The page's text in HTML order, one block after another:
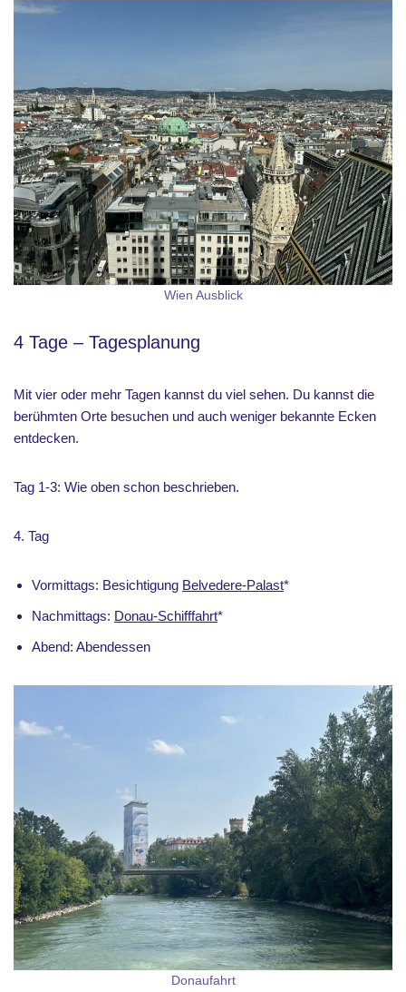
Wien Ausblick
4 Tage – Tagesplanung
Mit vier oder mehr Tagen kannst du viel sehen. Du kannst die
berühmten Orte besuchen und auch weniger bekannte Ecken
entdecken.
Tag 1-3: Wie oben schon beschrieben.
4. Tag
Vormittags: Besichtigung Belvedere-Palast*
Nachmittags: Donau-Schifffahrt*
Abend: Abendessen
Donaufahrt